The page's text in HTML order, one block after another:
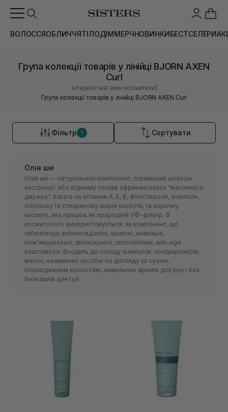
ВОЛОССЯОБЛИЧЧЯТІЛОДІММЕРЧНОВИНКИБЕСТСЕЛЕРИ
Група колекції товарів у лінійці BJORN AXEN
Curl
Інтернет магазин косметики
Група колекції товарів у лінійці BJORN AXEN Curl
Фільтр 1 Сортувати
Олія ши
Олія ши — натуральний компонент, отриманий шляхом
екстракції або віджиму плодів африканського “масляного
дерева”. Багата на вітаміни А, Е, В, фітостероли, алантоїн,
олеїнову та стеаринову жирні кислоти, та коричну
кислоту, яка працює як природній УФ-фільтр. В
косметології використовується, як компонент, що
забезпечує антиоксидантні, захисні, живильні,
пом’якшувальні, зволожуючі, заспокійливі, anti-age
властивості. Входить до складу шампунів, кондиціонерів,
масок, незмивних засобів по догляду за сухим,
пошкодженим волоссям, живильних кремів для рук і тіла,
бальзамів для губ.